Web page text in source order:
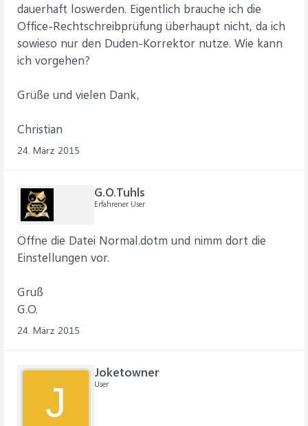
dauerhaft loswerden. Eigentlich brauche ich die
Office-Rechtschreibprüfung überhaupt nicht, da ich
sowieso nur den Duden-Korrektor nutze. Wie kann
ich vorgehen?
Grüße und vielen Dank,
Christian
24. März 2015
G.O.Tuhls
Erfahrener User
Öffne die Datei Normal.dotm und nimm dort die
Einstellungen vor.
Gruß
G.O.
24. März 2015
J
Joketowner
User